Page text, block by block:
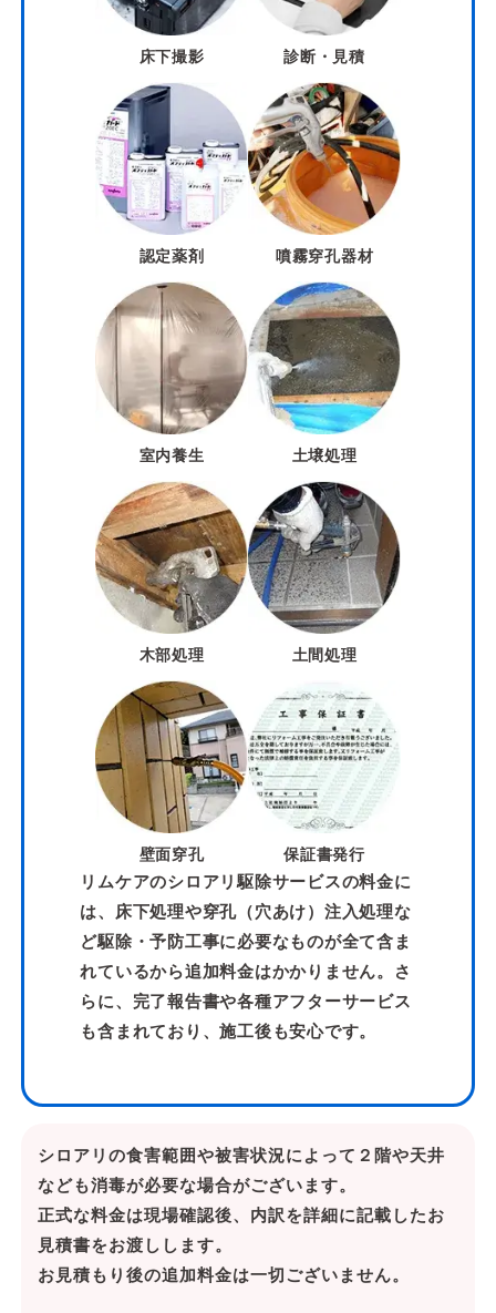
床下撮影 診断・見積
認定薬剤 噴霧穿孔器材
室内養生 土壌処理
木部処理 土間処理
壁面穿孔 保証書発行
リムケアのシロアリ駆除サービスの料金に
は、床下処理や穿孔（穴あけ）注入処理な
ど駆除・予防工事に必要なものが全て含ま
れているから追加料金はかかりません。さ
らに、完了報告書や各種アフターサービス
も含まれており、施工後も安心です。
シロアリの食害範囲や被害状況によって２階や天井
なども消毒が必要な場合がございます。
正式な料金は現場確認後、内訳を詳細に記載したお
見積書をお渡しします。
お見積もり後の追加料金は一切ございません。